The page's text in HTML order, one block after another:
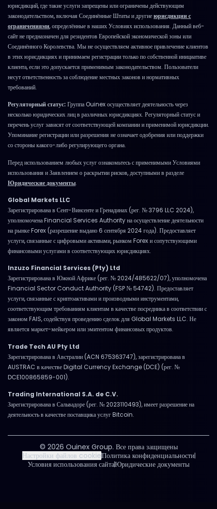
юрисдикций, где такие услуги запрещены или ограничены действующим
законодательством, включая Соединённые Штаты и другиеюрисдикции с
ограничениями, определённые в наших Условиях использования. Данный веб-
сайт не предназначен для резидентов Европейской экономической зоны или
Соединённого Королевства. Мы не осуществляем активное привлечение клиентов
в этих юрисдикциях и принимаем регистрации только по собственной инициативе
клиента, если это допускается применимым законодательством. Пользователи
несут ответственность за соблюдение местных законов и нормативных
требований.
Регуляторный статус: Группа Ouinex осуществляет деятельность через
несколько юридических лиц в различных юрисдикциях. Регуляторный статус и
перечень услуг зависят от соответствующей компании и применимой юрисдикции.
Упоминание регистрации или разрешения не означает одобрения или поддержки
со стороны какого-либо регулирующего органа.
Перед использованием любых услуг ознакомьтесь с применимыми Условиями
использования и Заявлением о раскрытии рисков, доступными в разделе
Юридические документы.
Global Markets LLC
Зарегистрирована в Сент-Винсенте и Гренадинах (рег. № 3796 LLC 2024),
уполномочена Financial Services Authority на осуществление деятельности
на рынке Forex (разрешение выдано 6 сентября 2024 года). Предоставляет
услуги, связанные с цифровыми активами, рынком Forex и сопутствующими
финансовыми услугами в соответствующих юрисдикциях.
Inzuzo Financial Services (Pty) Ltd
Зарегистрирована в Южной Африке (рег. № 2024/485622/07), уполномочена
Financial Sector Conduct Authority (FSP № 54742). Предоставляет
услуги, связанные с криптоактивами и производными инструментами,
соответствующим требованиям клиентам в качестве посредника в соответствии с
законом FAIS, содействуя проведению сделок для Global Markets LLC. Не
является маркет-мейкером или эмитентом финансовых продуктов.
Trade Tech AU Pty Ltd
Зарегистрирована в Австралии (ACN 675363747), зарегистрирована в
AUSTRAC в качестве Digital Currency Exchange (DCE) (рег. №
DCE100865859-001).
Trading International S.A. de C.V.
Зарегистрирована в Сальвадоре (рег. № 2023110493), имеет разрешение на
деятельность в качестве поставщика услуг Bitcoin.
© 2026 Ouinex Group. Все права защищены
Настройки файлов cookieПолитика конфиденциальности
Условия использования сайтаЮридические документы